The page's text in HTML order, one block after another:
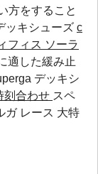
方をすること
ッキシューズ c
フィス ソーラ
適した緩み止
デッキシ
刻合わせ スペ
ガ レース 大特